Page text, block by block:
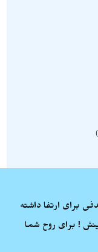
برای ارتفا داشته
! برای روح شما